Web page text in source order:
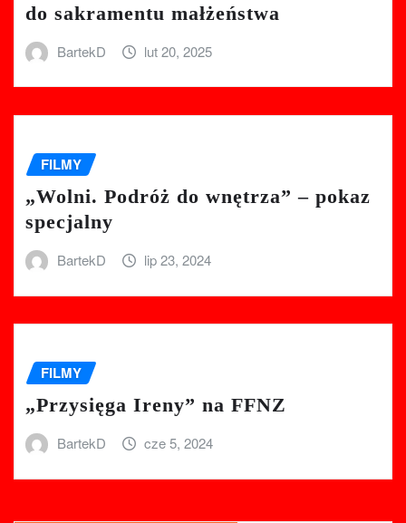
do sakramentu małżeństwa
BartekD lut 20, 2025
FILMY
„Wolni. Podróż do wnętrza” – pokaz
specjalny
BartekD lip 23, 2024
FILMY
„Przysięga Ireny” na FFNZ
BartekD cze 5, 2024